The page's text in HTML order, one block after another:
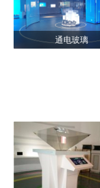
通电玻璃